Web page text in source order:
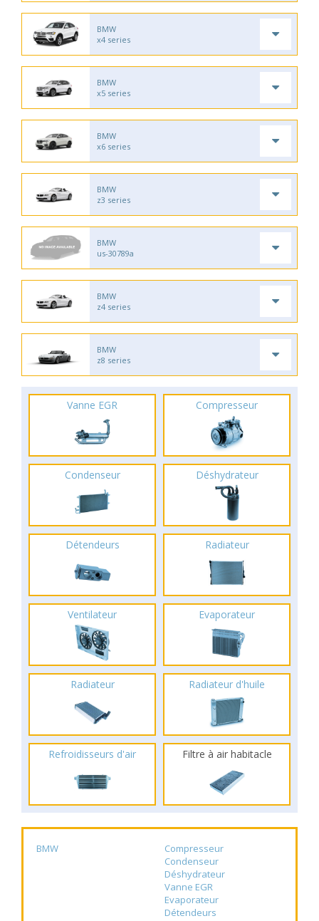
BMW
x4 series
BMW
x5 series
BMW
x6 series
BMW
z3 series
BMW
us-30789a
BMW
z4 series
BMW
z8 series
Vanne EGR Compresseur
Condenseur Déshydrateur
Détendeurs Radiateur
Ventilateur Evaporateur
Radiateur Radiateur d'huile
Refroidisseurs d'air Filtre à air habitacle
BMW
Compresseur
Condenseur
Déshydrateur
Vanne EGR
Evaporateur
Détendeurs